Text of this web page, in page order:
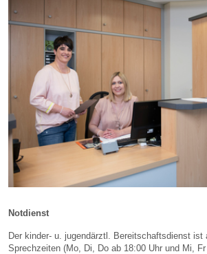
Notdienst
Der kinder- u. jugendärztl. Bereitschaftsdienst ist
Sprechzeiten (Mo, Di, Do ab 18:00 Uhr und Mi,